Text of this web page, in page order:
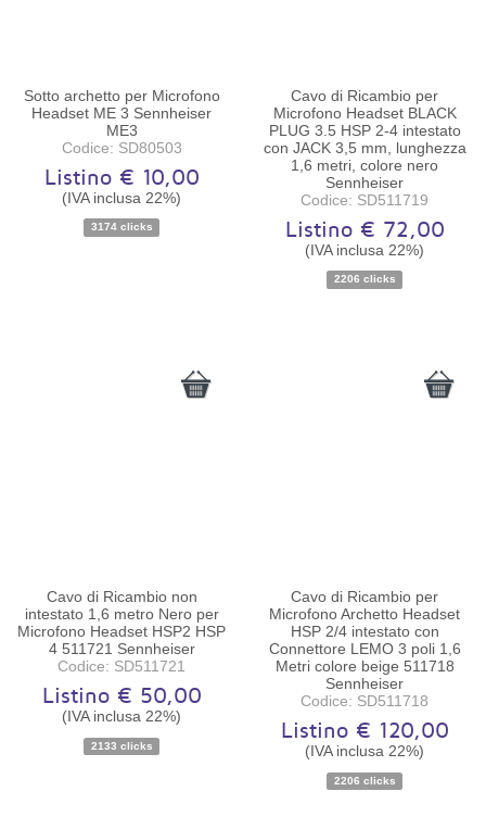
Disponibilità:Ordinabile
Sotto archetto per Microfono
Headset ME 3 Sennheiser
ME3
Codice: SD80503
Listino € 10,00
(IVA inclusa 22%)
3174 clicks
Cavo di Ricambio per
Microfono Headset BLACK
PLUG 3.5 HSP 2-4 intestato
con JACK 3,5 mm, lunghezza
1,6 metri, colore nero
Sennheiser
Codice: SD511719
Listino € 72,00
(IVA inclusa 22%)
2206 clicks
Disponibilità:Ordinabile
Cavo di Ricambio non
intestato 1,6 metro Nero per
Microfono Headset HSP2 HSP
4 511721 Sennheiser
Codice: SD511721
Listino € 50,00
(IVA inclusa 22%)
2133 clicks
Disponibilità: Ordinabile
Cavo di Ricambio per
Microfono Archetto Headset
HSP 2/4 intestato con
Connettore LEMO 3 poli 1,6
Metri colore beige 511718
Sennheiser
Codice: SD511718
Listino € 120,00
(IVA inclusa 22%)
2206 clicks